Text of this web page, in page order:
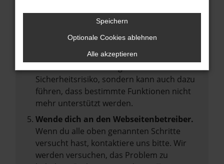
vorübergehende Probleme zu beheben.
Betriebssystem auf dem neuesten Stand
Veraltete Software birgt nicht nur ein
Sicherheitsrisiko, sondern kann auch dazu
führen, dass bestimmte Funktionen nicht
mehr unterstützt werden.
Wende dich an den Webseitenbetreiber.
Wenn du alle oben genannten Schritte
versucht hast, kontaktiere uns bitte. Wir
werden versuchen, das Problem zu
Speichern
Optionale Cookies ablehnen
Alle akzeptieren